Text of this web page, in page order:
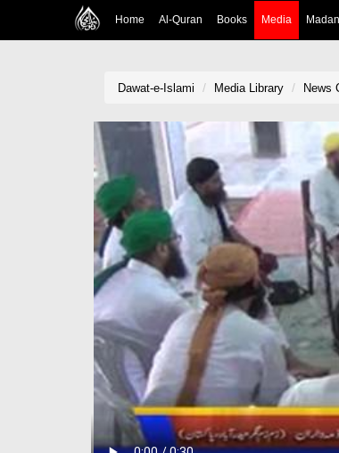
Home Al-Quran Books Media
Dawat-e-Islami Media Library News